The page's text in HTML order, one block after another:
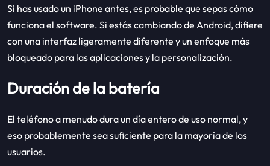
Si has usado un iPhone antes, es probable que sepas cómo
funciona el software. Si estás cambiando de Android, difiere
con una interfaz ligeramente diferente y un enfoque más
bloqueado para las aplicaciones y la personalización.
Duración de la batería
El teléfono a menudo dura un día entero de uso normal, y
eso probablemente sea suficiente para la mayoría de los
usuarios.